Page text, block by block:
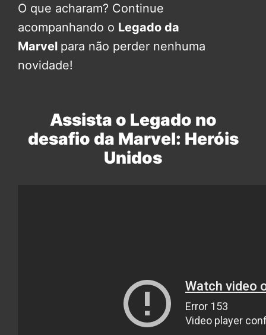
O que acharam? Continue
acompanhando o Legado da
Marvel para não perder nenhuma
novidade!
Assista o Legado no
desafio da Marvel: Heróis
Unidos